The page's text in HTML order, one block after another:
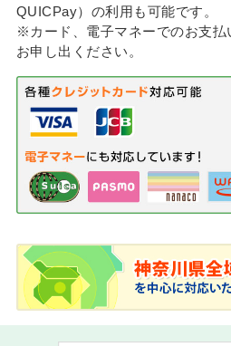
QUICPay）の利用も可能です。
※カード、電子マネーでのお支払
お申し出ください。